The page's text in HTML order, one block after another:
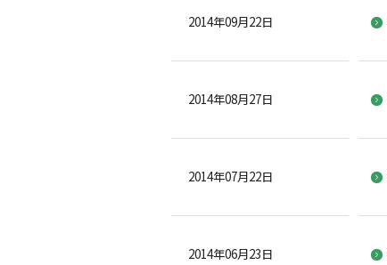
2014年09月22日
2014年08月27日
2014年07月22日
2014年06月23日